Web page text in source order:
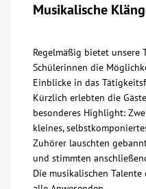
Beratung & Hilfe
Begegnung
Bildung
Über uns
Veranstaltungen
Musikalische
Regelmäßig bietet unsere
Schülerinnen die
Einblicke in das
Kürzlich erlebten die
besonderes Highlight:
kleines,
Zuhörer lauschten
und stimmten
Die musikalischen